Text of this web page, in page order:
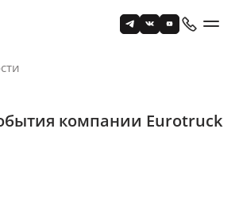
компании Eurotruck